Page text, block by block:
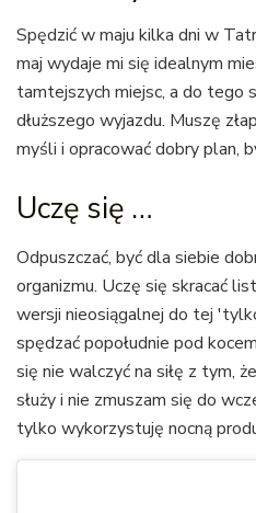
Spędzić w maju kilka dni w
maj wydaje mi się idealnym
tamtejszych miejsc, a do tego
dłuższego wyjazdu. Muszę
myśli i opracować dobry plan,
Uczę się …
Odpuszczać, być dla siebie
organizmu. Uczę się skracać
wersji nieosiągalnej do tej
spędzać popołudnie pod
się nie walczyć na siłę z tym,
służy i nie zmuszam się do
tylko wykorzystuję nocną